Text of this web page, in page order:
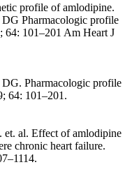
profile of amlodipine.
Pharmacologic profile
64: 101–201 Am Heart J
Pharmacologic profile
64: 101–201.
et. al. Effect of amlodipine
chronic heart failure.